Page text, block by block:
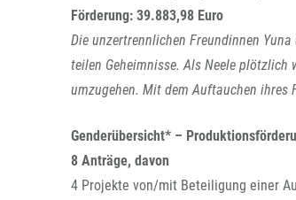
Förderung: 39.883,98 Euro
Die unzertrennlichen Freundinnen
teilen Geheimnisse. Als Neele
umzugehen. Mit dem Auftauchen ihres
Genderübersicht* –
8 Anträge, davon
4 Projekte von/mit Beteiligung einer